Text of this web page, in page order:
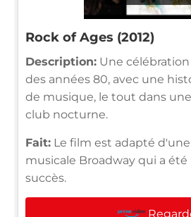
Rock of Ages (2012)
Description: Une
des années 80, avec une
de musique, le tout dans
club nocturne.
Fait: Le film est adapté
musicale Broadway qui a
succès.